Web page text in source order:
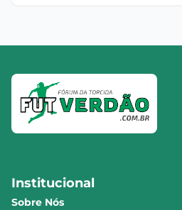
Institucional
Sobre Nós